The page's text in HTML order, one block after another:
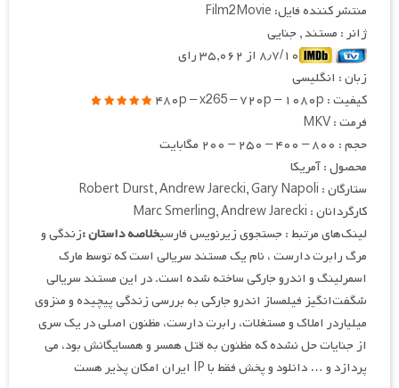
منتشر کننده فایل: Film2Movie
ژانر : مستند , جنایی
۸٫۷/۱۰ از ۳۵,۰۶۲ رای
زبان : انگلیسی
کیفیت : ۴۸۰p – x265 – ۷۲۰p – ۱۰۸۰p
فرمت : MKV
حجم : ۸۰۰ – ۴۰۰ – ۲۵۰ – ۲۰۰ مگابایت
محصول : آمریکا
ستارگان : Robert Durst, Andrew Jarecki, Gary Napoli
کارگردانان : Marc Smerling, Andrew Jarecki
لینک‌های مرتبط : جستجوی زیرنویس فارسیخلاصه داستان :زندگی و
مرگ رابرت دارست ، نام یک مستند سریالی است که توسط مارک
اسمرلینگ و اندرو جارکی ساخته شده است. در این مستند سریالی
شگفت‌انگیز فیلمساز اندرو جارکی به بررسی زندگی پیچیده و منزوی
میلیاردر املاک و مستغلات، رابرت دارست، مظنون اصلی در یک سری
از جنایات حل نشده که مظنون به قتل همسر و همسایگانش بود، می
پردازد و … دانلود و پخش فقط با IP ایران امکان پذیر هست